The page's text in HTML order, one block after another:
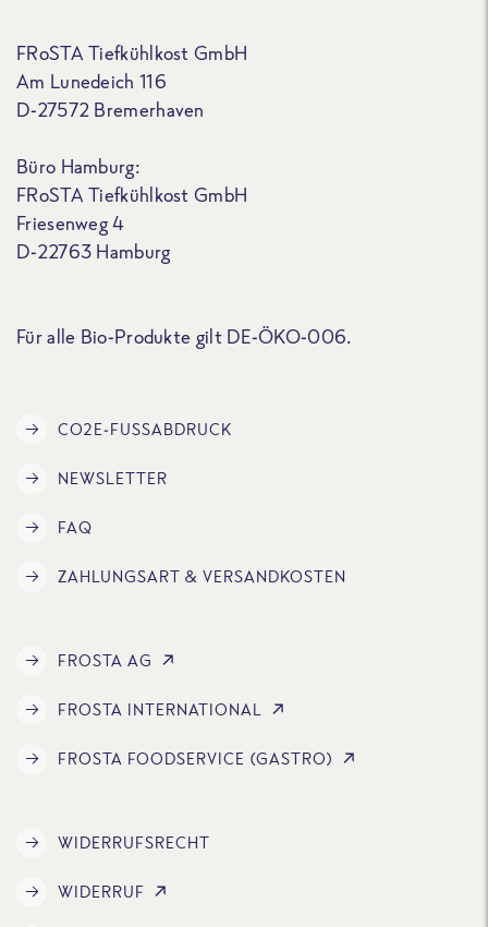
FRoSTA Tiefkühlkost GmbH
Am Lunedeich 116
D-27572 Bremerhaven
Büro Hamburg:
FRoSTA Tiefkühlkost GmbH
Friesenweg 4
D-22763 Hamburg
Für alle Bio-Produkte gilt DE-ÖKO-006.
CO2E-FUSSABDRUCK
NEWSLETTER
FAQ
ZAHLUNGSART & VERSANDKOSTEN
FROSTA AG
FROSTA INTERNATIONAL
FROSTA FOODSERVICE (GASTRO)
WIDERRUFSRECHT
WIDERRUF